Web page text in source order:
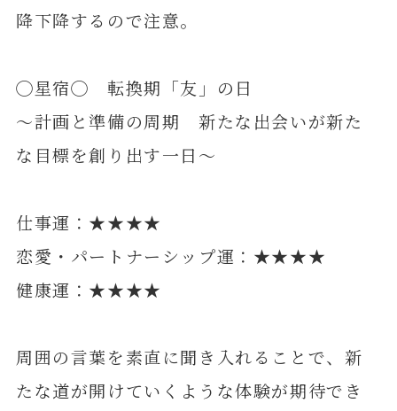
降下降するので注意。
◯星宿◯ 転換期「友」の日
～計画と準備の周期 新たな出会いが新た
な目標を創り出す一日～
仕事運：★★★★
恋愛・パートナーシップ運：★★★★
健康運：★★★★
周囲の言葉を素直に聞き入れることで、新
たな道が開けていくような体験が期待でき